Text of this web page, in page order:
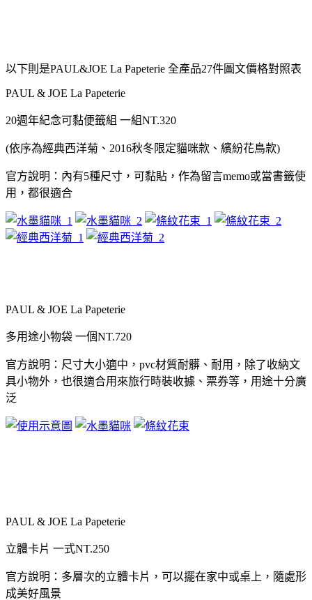
以下則是PAUL&JOE La Papeterie 全產品27件圖文價格對照表
PAUL & JOE La Papeterie
20週年紀念可黏便籤組 一組NT.320
(依序為經典西洋菊、 2016秋冬限定貓咪款、繽紛花鳥款)
官方說明：內有5種尺寸，可黏貼，作為留言memo或當書籤使
用，都很適合
PAUL & JOE La Papeterie
多用途小物袋 一個NT.720
官方說明：尺寸大小適中， pvc材質耐髒、耐用，除了收納文
具小物外，也很適合用來旅行時裝收據、票券等，用途十分廣
泛
PAUL & JOE La Papeterie
立體卡片 一式NT.250
官方說明：多層次的立體卡片，可以擺在家中或桌上，隨處形
成美好風景